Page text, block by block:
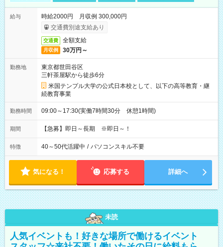
給与
時給2000円 月収例 300,000円
交通費別途支給あり
交通費 全額支給
月収例 30万円～
勤務地
東京都世田谷区
三軒茶屋駅から徒歩6分
米国テンプル大学の公式日本校として、以下の高等教育・継
続教育事業
勤務時間 09:00～17:30(実働7時間30分 休憩1時間)
期間 【急募】即日～長期 ※即日～！
特徴 40～50代活躍中 / パソコンスキル不要
気になる！ 応募する 詳細へ
未読
人気イベントも！好きな場所で働けるイベント